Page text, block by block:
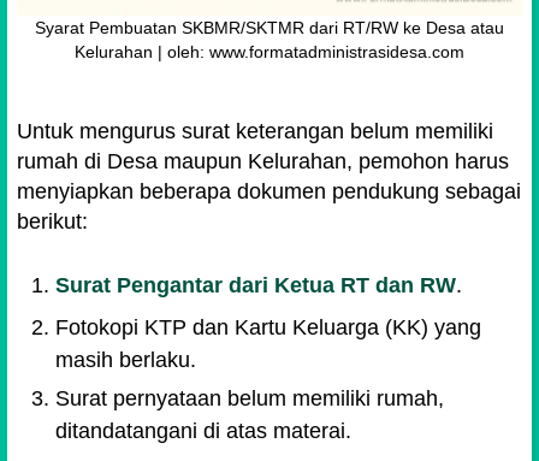
Syarat Pembuatan SKBMR/SKTMR dari RT/RW ke Desa atau
Kelurahan | oleh: www.formatadministrasidesa.com
Untuk mengurus surat keterangan belum memiliki
rumah di Desa maupun Kelurahan, pemohon harus
menyiapkan beberapa dokumen pendukung sebagai
berikut:
Surat Pengantar dari Ketua RT dan RW.
Fotokopi KTP dan Kartu Keluarga (KK) yang
masih berlaku.
Surat pernyataan belum memiliki rumah,
ditandatangani di atas materai.